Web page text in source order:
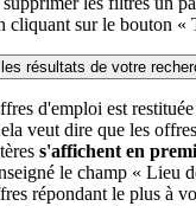
cliquant sur le bouton «
résultats de votre
d'emploi est
veut dire que les
s'affichent en
le champ « Lieu
répondant le plus à